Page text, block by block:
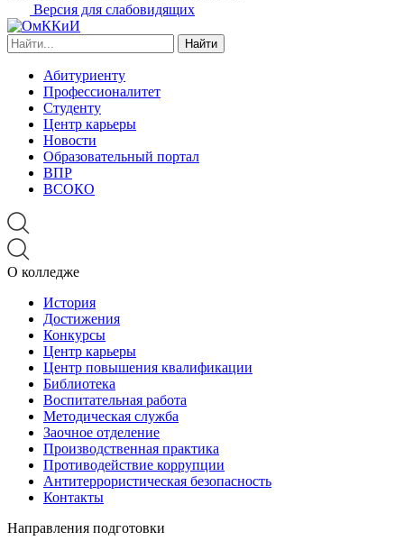
Версия для слабовидящих
Найти:
Абитуриенту
Профессионалитет
Студенту
Центр карьеры
Новости
Образовательный портал
ВПР
ВСОКО
О колледже
История
Достижения
Конкурсы
Центр карьеры
Центр повышения квалификации
Библиотека
Воспитательная работа
Методическая служба
Заочное отделение
Производственная практика
Противодействие коррупции
Антитеррористическая безопасность
Контакты
Направления подготовки